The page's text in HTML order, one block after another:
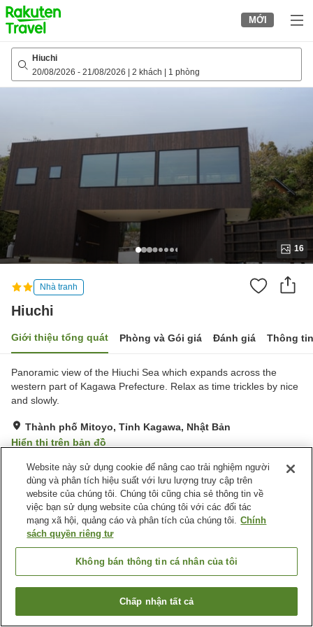
to
top
page
MỚI
Hiuchi
20/08/2026 - 21/08/2026 2 khách 1 phòng
16
Nhà tranh
Hiuchi
Giới thiệu tổng quát Phòng và Gói giá Đánh giá Thông
Panoramic view of the Hiuchi Sea which expands across the
western part of Kagawa Prefecture. Relax as time trickles by nice
and slowly.
Thành phố Mitoyo, Tỉnh Kagawa, Nhật Bản
Hiển thị trên bản đồ
Tuyệt vời Đánh giá:5 lượt
Tiện nghi chỗ nghỉ
Bãi đỗ xe
Nhà bếp (dùng chung)
BBQ
Trang chủ Nhật Bản Tỉnh Kagawa
Thành phố Mitoyo
Hiuchi
Tìm phòng trống
Website này sử dụng cookie để nâng cao trải nghiệm người
dùng và phân tích hiệu suất với lưu lượng truy cập trên
website của chúng tôi. Chúng tôi cũng chia sẻ thông tin về
việc bạn sử dụng website của chúng tôi với các đối tác
mạng xã hội, quảng cáo và phân tích của chúng tôi. Chính
sách quyền riêng tư
Không bán thông tin cá nhân của tôi
Chấp nhận tất cả